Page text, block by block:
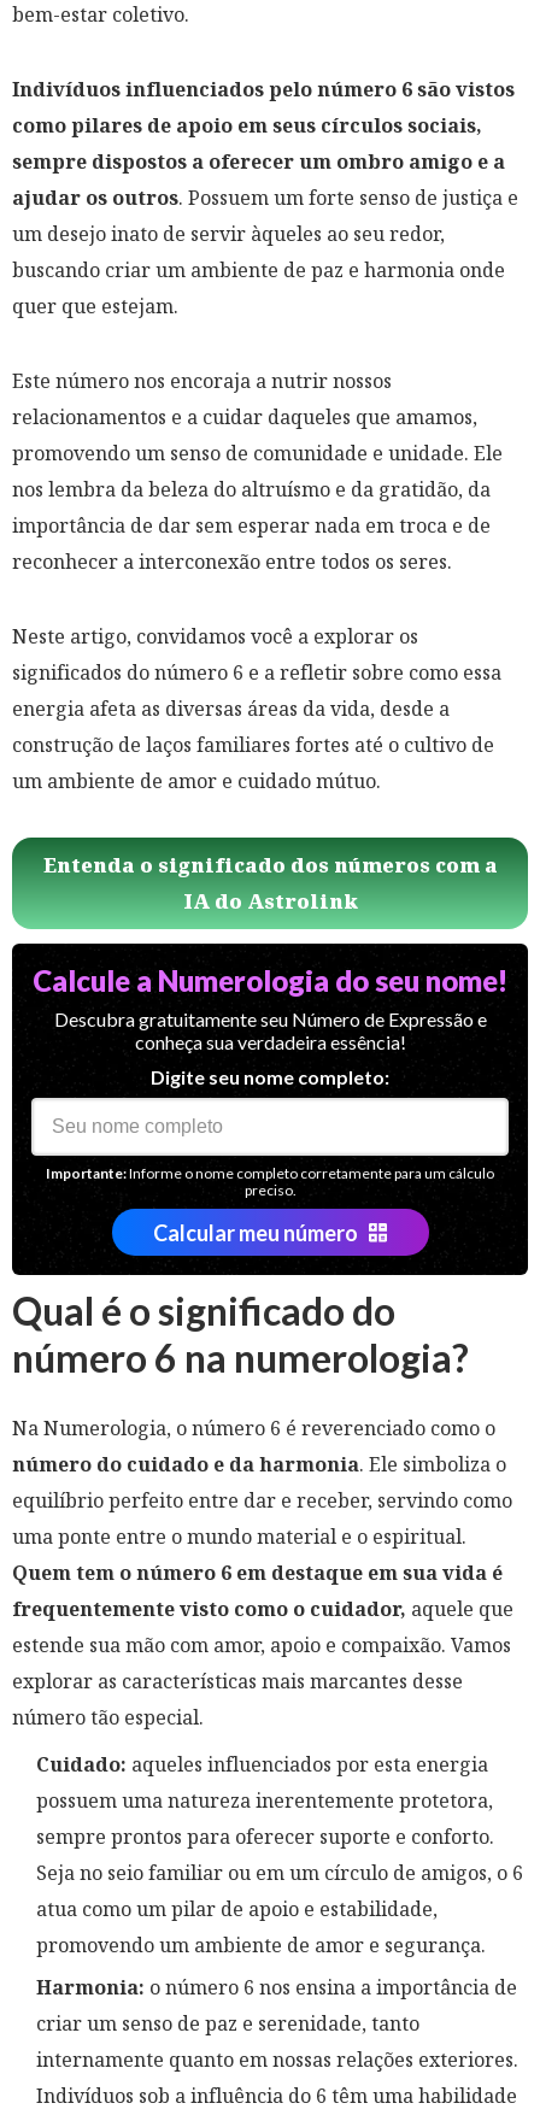
bem-estar coletivo.
Indivíduos influenciados pelo número 6 são vistos
como pilares de apoio em seus círculos sociais,
sempre dispostos a oferecer um ombro amigo e a
ajudar os outros. Possuem um forte senso de justiça e
um desejo inato de servir àqueles ao seu redor,
buscando criar um ambiente de paz e harmonia onde
quer que estejam.
Este número nos encoraja a nutrir nossos
relacionamentos e a cuidar daqueles que amamos,
promovendo um senso de comunidade e unidade. Ele
nos lembra da beleza do altruísmo e da gratidão, da
importância de dar sem esperar nada em troca e de
reconhecer a interconexão entre todos os seres.
Neste artigo, convidamos você a explorar os
significados do número 6 e a refletir sobre como essa
energia afeta as diversas áreas da vida, desde a
construção de laços familiares fortes até o cultivo de
um ambiente de amor e cuidado mútuo.
Entenda o significado dos números com a
IA do Astrolink
Calcule a Numerologia do seu nome!
Descubra gratuitamente seu Número de Expressão e
conheça sua verdadeira essência!
Digite seu nome completo:
Importante:Informe o nome completo corretamente para um cálculo
preciso.
Calcular meu número
Qual é o significado do
número 6 na numerologia?
Na Numerologia, o número 6 é reverenciado como o
número do cuidado e da harmonia. Ele simboliza o
equilíbrio perfeito entre dar e receber, servindo como
uma ponte entre o mundo material e o espiritual.
Quem tem o número 6 em destaque em sua vida é
frequentemente visto como o cuidador, aquele que
estende sua mão com amor, apoio e compaixão. Vamos
explorar as características mais marcantes desse
número tão especial.
Cuidado: aqueles influenciados por esta energia
possuem uma natureza inerentemente protetora,
sempre prontos para oferecer suporte e conforto.
Seja no seio familiar ou em um círculo de amigos, o 6
atua como um pilar de apoio e estabilidade,
promovendo um ambiente de amor e segurança.
Harmonia: o número 6 nos ensina a importância de
criar um senso de paz e serenidade, tanto
internamente quanto em nossas relações exteriores.
Indivíduos sob a influência do 6 têm uma habilidade